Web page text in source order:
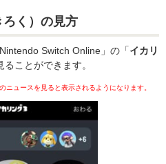
ろく）の見方
Switch Online」の「イカリ
ことができます。
ュースを見ると表示されるようになります。